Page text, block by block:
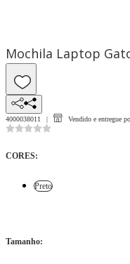
Mochila Laptop
4000038011 Vendido e entregue
CORES:
Preto
Tamanho: